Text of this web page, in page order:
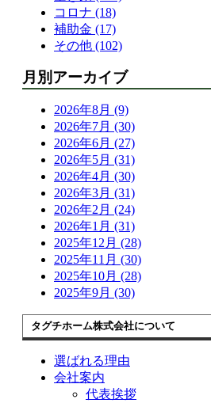
コロナ (18)
補助金 (17)
その他 (102)
月別アーカイブ
2026年8月 (9)
2026年7月 (30)
2026年6月 (27)
2026年5月 (31)
2026年4月 (30)
2026年3月 (31)
2026年2月 (24)
2026年1月 (31)
2025年12月 (28)
2025年11月 (30)
2025年10月 (28)
2025年9月 (30)
タグチホーム株式会社について
選ばれる理由
会社案内
代表挨拶